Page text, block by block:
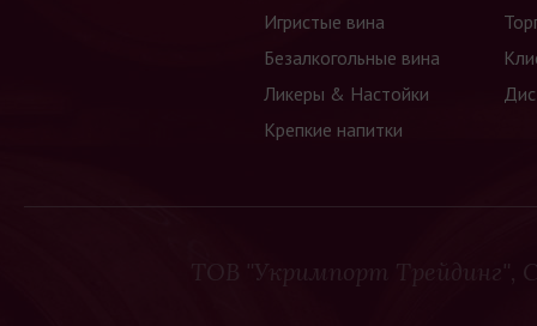
Игристые вина
Безалкогольные вина
Ликеры & Настойки
Крепкие напитки
ТОВ "Укримпорт Трейдинг",